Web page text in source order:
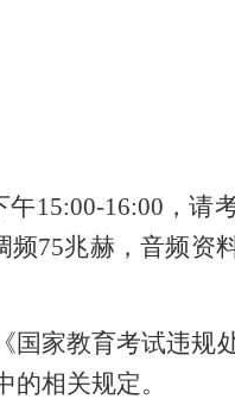
午15:00-16:00，请
频75兆赫，音频资
家教育考试违规
相关规定。